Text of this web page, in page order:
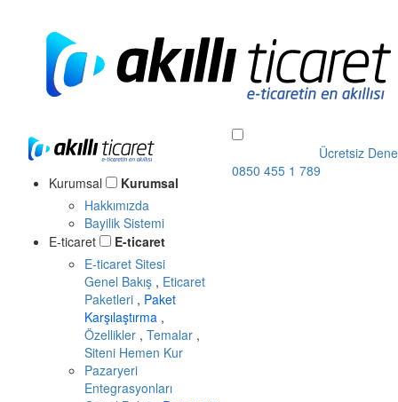
Kurumsal
Kurumsal
Hakkımızda
Bayilik Sistemi
E-ticaret
E-ticaret
E-ticaret Sitesi
Genel Bakış , Eticaret
Paketleri , Paket
Karşılaştırma ,
Özellikler , Temalar ,
Siteni Hemen Kur
Pazaryeri
Entegrasyonları
Ücretsiz Dene
0850 455 1 789